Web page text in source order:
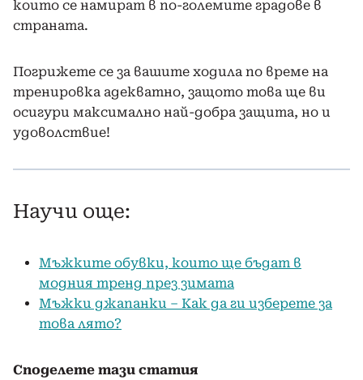
които се намират в по-големите градове в
страната.
Погрижете се за вашите ходила по време на
тренировка адекватно, защото това ще ви
осигури максимално най-добра защита, но и
удоволствие!
Научи още:
Мъжките обувки, които ще бъдат в
модния тренд през зимата
Мъжки джапанки – Как да ги изберете за
това лято?
Споделете тази статия